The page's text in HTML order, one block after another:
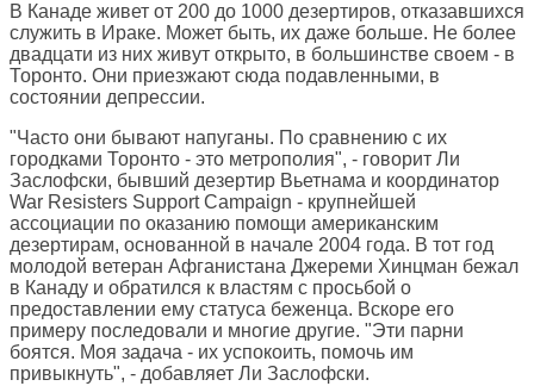
В Канаде живет от 200 до 1000 дезертиров, отказавшихся
служить в Ираке. Может быть, их даже больше. Не более
двадцати из них живут открыто, в большинстве своем - в
Торонто. Они приезжают сюда подавленными, в
состоянии депрессии.
"Часто они бывают напуганы. По сравнению с их
городками Торонто - это метрополия", - говорит Ли
Заслофски, бывший дезертир Вьетнама и координатор
War Resisters Support Campaign - крупнейшей
ассоциации по оказанию помощи американским
дезертирам, основанной в начале 2004 года. В тот год
молодой ветеран Афганистана Джереми Хинцман бежал
в Канаду и обратился к властям с просьбой о
предоставлении ему статуса беженца. Вскоре его
примеру последовали и многие другие. "Эти парни
боятся. Моя задача - их успокоить, помочь им
привыкнуть", - добавляет Ли Заслофски.